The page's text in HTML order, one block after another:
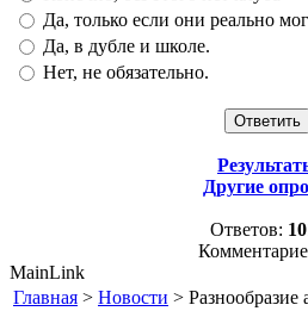
Да, только если они реально
Да, в дубле и школе.
Нет, не обязательно.
Другие
Ответов:
MainLink
Главная > Новости > Разнообразие